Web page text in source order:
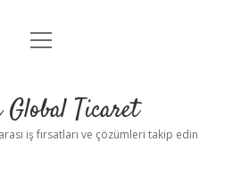
Anasayfa
Yasal Uyarı
menüyü
Global Ticaret
iş fırsatları ve çözümleri takip edin